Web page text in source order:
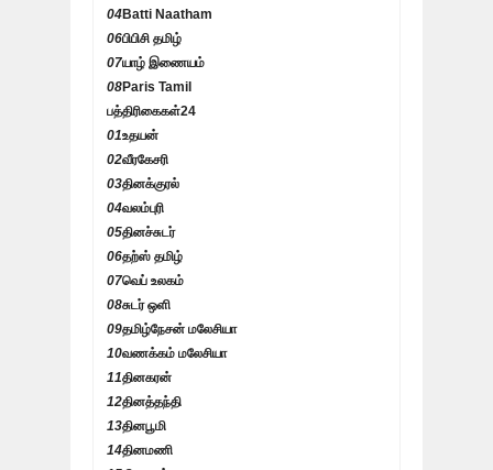
04Batti Naatham
06பிபிசி தமிழ்
07யாழ் இணையம்
08Paris Tamil
பத்திரிகைகள்24
01உதயன்
02வீரகேசரி
03தினக்குரல்
04வலம்புரி
05தினச்சுடர்
06தற்ஸ் தமிழ்
07வெப் உலகம்
08சுடர் ஒளி
09தமிழ்நேசன் மலேசியா
10வணக்கம் மலேசியா
11தினகரன்
12தினத்தந்தி
13தினபூமி
14தினமணி